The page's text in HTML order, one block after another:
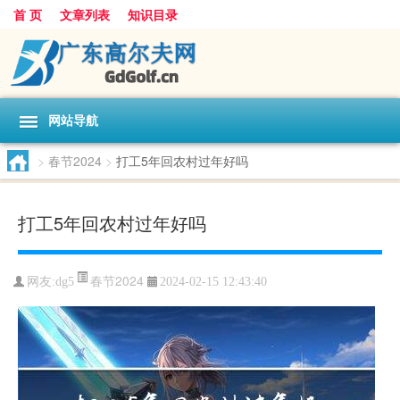
首 页 文章列表 知识目录
网站导航
> 春节2024 > 打工5年回农村过年好吗
打工5年回农村过年好吗
网友:dg5 春节2024 2024-02-15 12:43:40